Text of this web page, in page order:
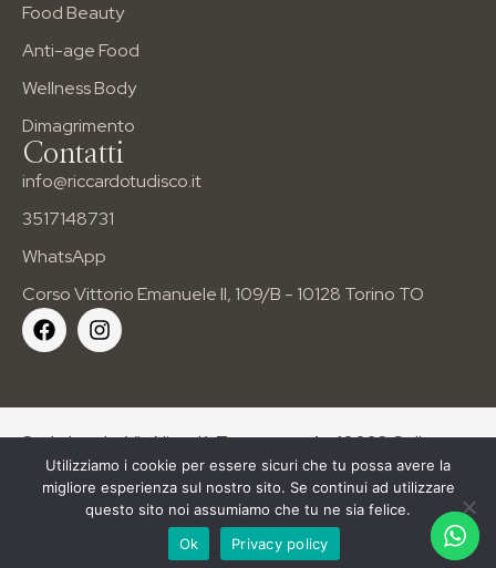
Food Beauty
Anti-age Food
Wellness Body
Dimagrimento
Contatti
info@riccardotudisco.it
3517148731
WhatsApp
Corso Vittorio Emanuele II, 109/B - 10128 Torino TO
Sede legale: Via Niccolò Tommaseo 4 – 10093 Collegno
(TO). | P.IVA: 12179080010
Copyright All Rights Reserved © 2024 – Powered
Web Agency Torino Siti Internet Torino
1
Utilizziamo i cookie per essere sicuri che tu possa avere la
migliore esperienza sul nostro sito. Se continui ad utilizzare
questo sito noi assumiamo che tu ne sia felice.
Ok
Privacy policy